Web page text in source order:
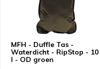
MFH - Duffle Tas -
Waterdicht - RipStop - 10
l - OD groen